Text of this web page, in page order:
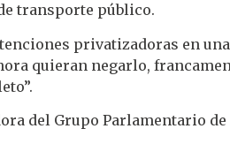
transporte público.
privatizadoras en
quieran negarlo,
del Grupo Parlamentario